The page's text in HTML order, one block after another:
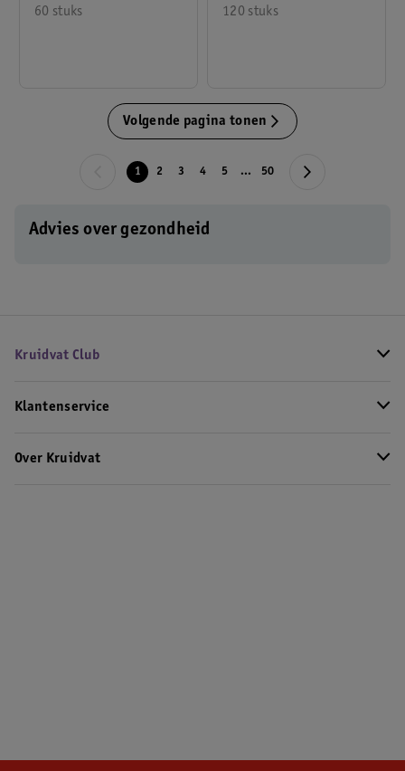
Mineralen Tabletten
60 stuks
120 stuks
Volgende pagina tonen
1 2 3 4 5 ... 50
Advies over gezondheid
Kruidvat Club
Klantenservice
Over Kruidvat